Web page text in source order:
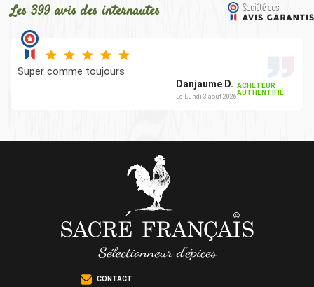
Les 399 avis des internautes
Super comme toujours
Danjaume D.
Le Lundi 3 août 2026
ACHETEUR
AUTHENTIFIÉ
CONTACT